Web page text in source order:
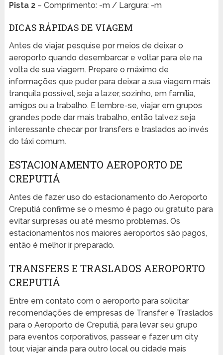
Pista 2– Comprimento: -m / Largura: -m
DICAS RÁPIDAS DE VIAGEM
Antes de viajar, pesquise por meios de deixar o
aeroporto quando desembarcar e voltar para ele na
volta de sua viagem. Prepare o máximo de
informações que puder para deixar a sua viagem mais
tranquila possível, seja a lazer, sozinho, em família,
amigos ou a trabalho. E lembre-se, viajar em grupos
grandes pode dar mais trabalho, então talvez seja
interessante checar por transfers e traslados ao invés
do táxi comum.
ESTACIONAMENTO AEROPORTO DE
CREPUTIÁ
Antes de fazer uso do estacionamento do Aeroporto
Creputiá confirme se o mesmo é pago ou gratuito para
evitar surpresas ou até mesmo problemas. Os
estacionamentos nos maiores aeroportos são pagos,
então é melhor ir preparado.
TRANSFERS E TRASLADOS AEROPORTO
CREPUTIÁ
Entre em contato com o aeroporto para solicitar
recomendações de empresas de Transfer e Traslados
para o Aeroporto de Creputiá, para levar seu grupo
para eventos corporativos, passear e fazer um city
tour, viajar ainda para outro local ou cidade mais